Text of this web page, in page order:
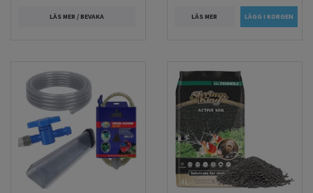
LÄS MER / BEVAKA LÄS MER